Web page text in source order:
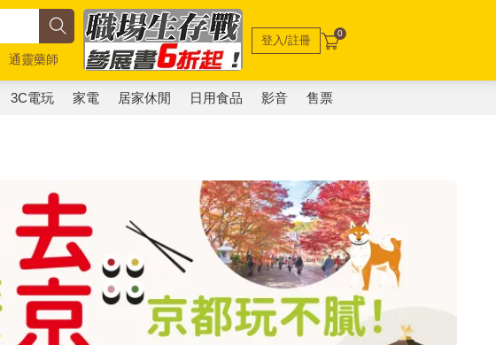
通靈藥師
登入/註冊 0
3C電玩 家電 居家休閒 日用食品 影音 售票